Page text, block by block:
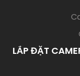
LẮP ĐẶT